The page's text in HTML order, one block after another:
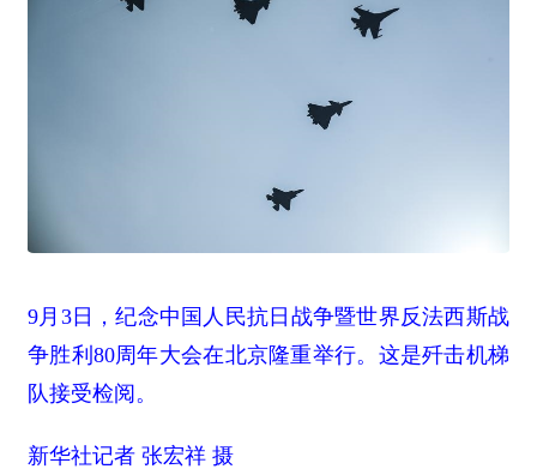
9月3日，纪念中国人民抗日战争暨世界反法西斯战
争胜利80周年大会在北京隆重举行。这是歼击机梯
队接受检阅。
新华社记者 张宏祥 摄